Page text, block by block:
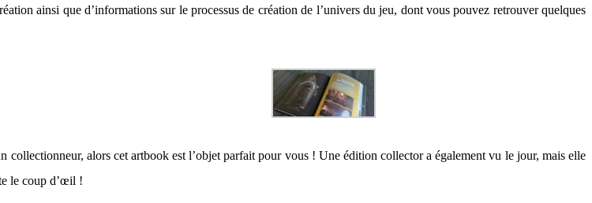
ainsi que d’informations sur le processus de création de l’univers du jeu, dont vous pouvez retrouver quelques
collectionneur, alors cet artbook est l’objet parfait pour vous ! Une édition collector a également vu le jour, mais elle
le coup d’œil !